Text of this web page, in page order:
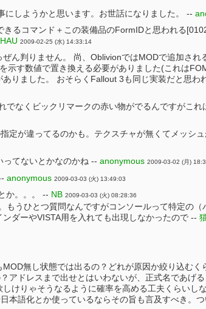
しようかと思います。お世話になりました。 --
るコマンド＋この装備品のFormIDと思われる
2009-02-25 (水) 14:33:14
ん判りません。 尚、OblivionではMODで追加され
す数値で置き換える必要がありました(これは
りました。 おそらくFallout 3も同じ実装だと思わ
なくビックリマークの赤い物がでるんですがこれ
定が違ってるのかも。テクスチャが無くてメッシ
てないとかなのかね -- anonymous 2009-03-02 (月)
anonymous 2009-03-03 (火) 13:49:03
か。。。 -- NB 2009-03-03 (火) 08:28:36
うひとつ質問なんですがコンソールって特定の（
ダーやVISTA用を入れても出現しなかったので --
無し状態では出るの？どれが原因か絞り込むく
アドレスまで出せとはいわないが、正式名であげ
けりゃそうなるように確率を高める工夫くらいし
本語化とか使っているならその旨も言及すべき。